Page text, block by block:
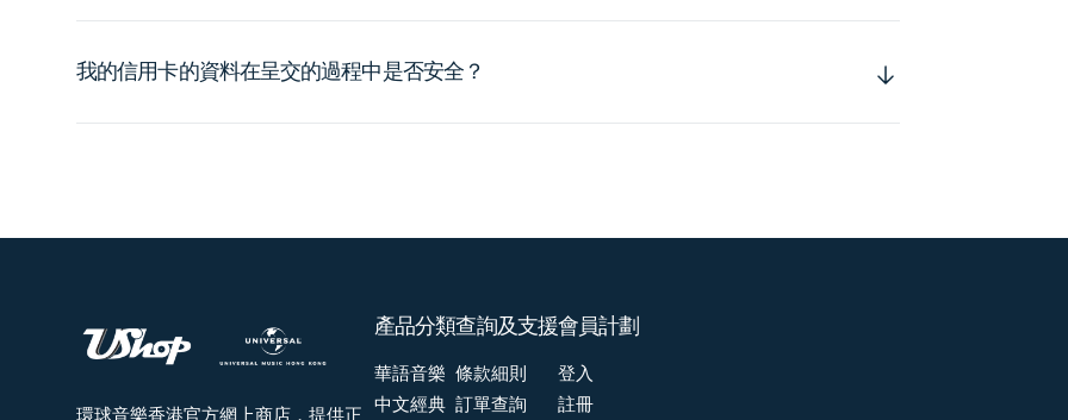
我的信用卡的資料在呈交的過程中是否安全？
產品分類
華語音樂
中文經典
查詢及支援
條款細則
訂單查詢
會員計劃
登入
註冊